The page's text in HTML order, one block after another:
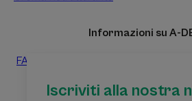
Iscriviti alla nostra
Informazioni su A-
FAQ
Raccolta
Raccolta differenziata dei